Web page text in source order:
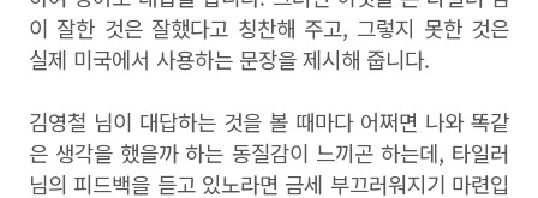
이 잘한 것은 잘했다고 칭찬해 주고, 그렇지 못한 것은
실제 미국에서 사용하는 문장을 제시해 줍니다.
김영철 님이 대답하는 것을 볼 때마다 어쩌면 나와 똑같
은 생각을 했을까 하는 동질감이 느끼곤 하는데, 타일러
님의 피드백을 듣고 있노라면 금세 부끄러워지기 마련입